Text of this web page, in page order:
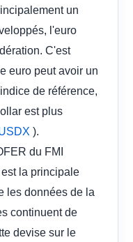
un
l'euro
C'est
euro peut avoir un
de référence,
est plus
).
du FMI
la principale
les données de la
continuent de
devise sur le